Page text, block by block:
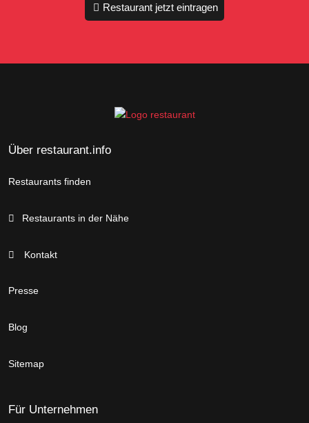
Restaurant jetzt eintragen
Über restaurant.info
Restaurants finden
Restaurants in der Nähe
Kontakt
Presse
Blog
Sitemap
Für Unternehmen